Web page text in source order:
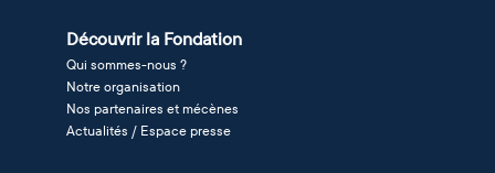
Découvrir la Fondation
Qui sommes-nous ?
Notre organisation
Nos partenaires et mécènes
Actualités / Espace presse